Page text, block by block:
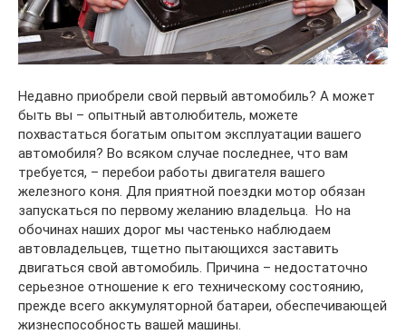
Недавно приобрели свой первый автомобиль? А может
быть вы – опытный автолюбитель, можете
похвастаться богатым опытом эксплуатации вашего
автомобиля? Во всяком случае последнее, что вам
требуется, – перебои работы двигателя вашего
железного коня. Для приятной поездки мотор обязан
запускаться по первому желанию владельца. Но на
обочинах наших дорог мы частенько наблюдаем
автовладельцев, тщетно пытающихся заставить
двигаться свой автомобиль. Причина – недостаточно
серьезное отношение к его техническому состоянию,
прежде всего аккумуляторной батареи, обеспечивающей
жизнеспособность вашей машины.